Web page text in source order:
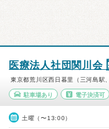
医療法人社団関川会
東京都荒川区西日暮里（三河島駅
駐車場あり 電子決済可
土曜（〜13:00）